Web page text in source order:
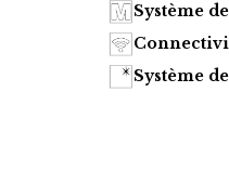
Système
Système